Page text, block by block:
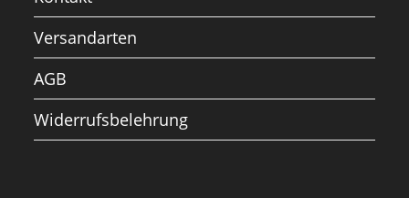
Versandarten
AGB
Widerrufsbelehrung